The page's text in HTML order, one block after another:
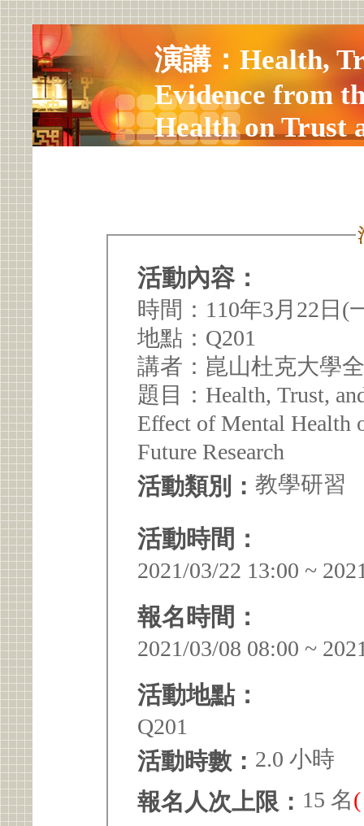
演講：Health,
Evidence from
Health on Trust
活動內容：
時間：110年3月22日(
地點：Q201
講者：崑山杜克大學
題目：Health, Trust,
Effect of Mental Health
Future Research
活動類別： 教學研習
活動時間：
2021/03/22 13:00 ~
報名時間：
2021/03/08 08:00 ~
活動地點：
Q201
活動時數： 2.0 小時
報名人次上限： 15 名